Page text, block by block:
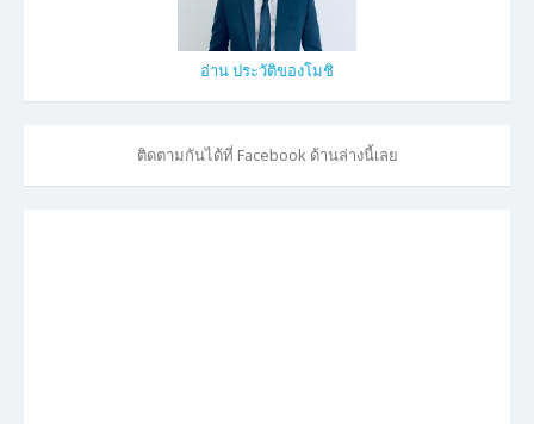
อ่าน ประวัติของโมชิ
ติดตามกันได้ที่ Facebook ด้านล่างนี้เลย